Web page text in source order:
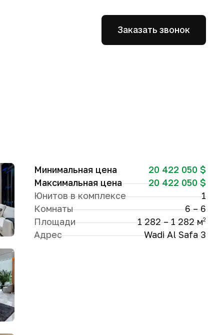
Заказать звонок
Минимальная цена
20 422 050 $
Максимальная цена
20 422 050 $
Юнитов в комплексе
1
Комнаты
6 – 6
Площади
1 282 – 1 282 м2
Адрес Wadi Al Safa 3